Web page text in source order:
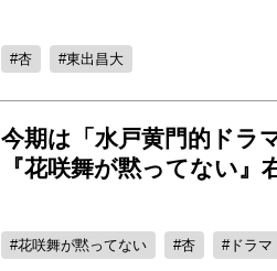
杏 東出昌大
今期は「水戸黄門的ド
『花咲舞が黙ってない』
花咲舞が黙ってない 杏 ドラマ